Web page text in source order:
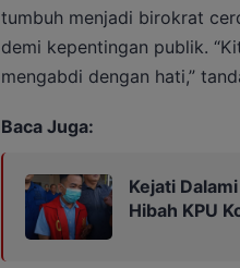
tumbuh menjadi birokrat
demi kepentingan publik.
mengabdi dengan hati,”
Baca Juga:
Kejati
Hibah KPU